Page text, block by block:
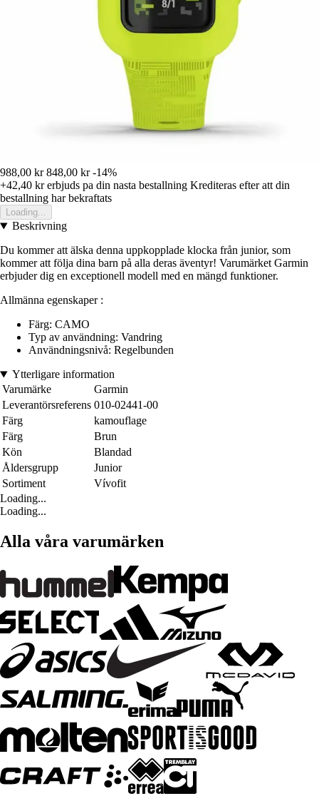
988,00 kr 848,00 kr -14%
+42,40 krerbjuds pa din nasta bestallning Krediteras efter att din
bestallning har bekraftats
Loading...
Beskrivning
Du kommer att älska denna uppkopplade klocka från junior, som
kommer att följa dina barn på alla deras äventyr! Varumärket Garmin
erbjuder dig en exceptionell modell med en mängd funktioner.
Allmänna egenskaper :
Färg: CAMO
Typ av användning: Vandring
Användningsnivå: Regelbunden
Ytterligare information
Varumärke
Garmin
Leverantörsreferens 010-02441-00
Färg
kamouflage
Färg
Brun
Kön
Blandad
Åldersgrupp
Junior
Sortiment
Vívofit
Loading...
Loading...
Alla våra varumärken